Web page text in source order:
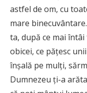
astfel de om, cu
mare
ta, după ce mai
obicei, ce păţesc
înşală pe mulţi,
Dumnezeu ţi-a